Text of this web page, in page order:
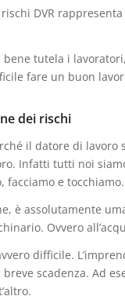
DVR
tutela i
fare un buon
dei rischi
il datore di lavoro
Infatti tutti noi
facciamo e tocchiamo.
è assolutamente
Ovvero
difficile.
scadenza. Ad